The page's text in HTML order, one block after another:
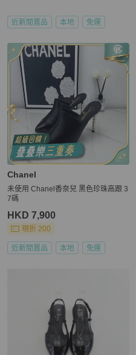
近新閒置品 本地 免運
Chanel
未使用 Chanel香奈兒 黑色珍珠高跟 3
7碼
HKD 7,900
現折 200
近新閒置品 本地 免運